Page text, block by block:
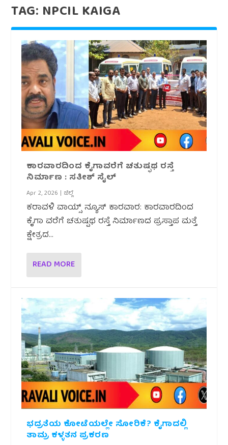
TAG: NPCIL KAIGA
ಕಾರವಾರದಿಂದ ಕೈಗಾವರೆಗೆ ಚತುಷ್ಫಥ ರಸ್ತೆ
ನಿರ್ಮಾಣ : ಸತೀಶ್ ಸೈಲ್
Apr 2, 2026 | ಜಿಲ್ಲೆ
ಕರಾವಳಿ ವಾಯ್ಸ್ ನ್ಯೂಸ್ ಕಾರವಾರ: ಕಾರವಾರದಿಂದ
ಕೈಗಾ ವರೆಗೆ ಚತುಷ್ಪಥ ರಸ್ತೆ ನಿರ್ಮಾಣದ ಪ್ರಸ್ತಾಪ ಮತ್ತೆ
ಕ್ಷೇತ್ರದ...
READ MORE
ಭದ್ರತೆಯ ಕೋಟೆಯಲ್ಲೇ ಸೋರಿಕೆ? ಕೈಗಾದಲ್ಲಿ
ತಾಮ್ರ ಕಳ್ಳತನ ಪ್ರಕರಣ